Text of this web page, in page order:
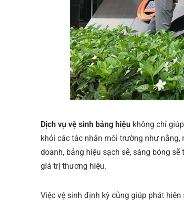
Dịch vụ vệ sinh bảng hiệu không chỉ
khỏi các tác nhân môi trường như
doanh, bảng hiệu sạch sẽ, sáng bóng
giá trị thương hiệu.
Việc vệ sinh định kỳ cũng giúp phát